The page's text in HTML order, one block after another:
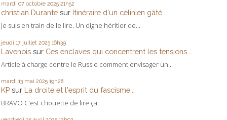
mardi 07 octobre 2025 21h52
christian Durante sur Itinéraire d'un célinien gâté...
Je suis en train de le lire. Un digne héritier de...
jeudi 17 juillet 2025 16h39
Lavenois sur Ces enclaves qui concentrent les tensions...
Article à charge contre le Russie comment envisager un...
mardi 13 mai 2025 19h28
KP sur La droite et l'esprit du fascisme...
BRAVO C'est chouette de lire ça.